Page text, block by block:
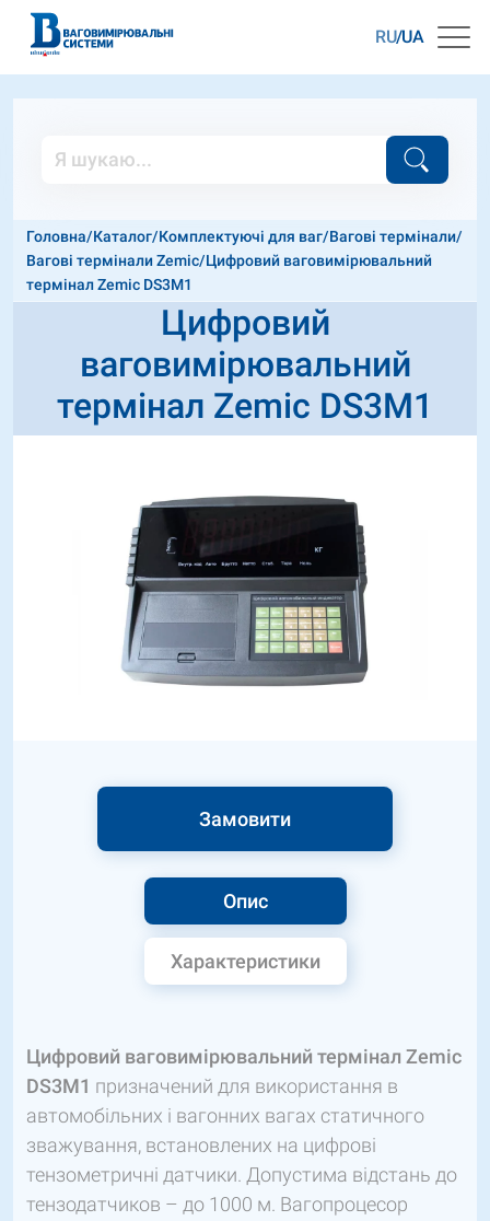
RU UA
Головна/Каталог/Комплектуючі для ваг/Вагові термінали/
Вагові термінали Zemic/Цифровий ваговимірювальний
термінал Zemic DS3M1
Цифровий
ваговимірювальний
термінал Zemic DS3M1
Опис
Характеристики
Замовити
Цифровий ваговимірювальний термінал Zemic
DS3M1 призначений для використання в
автомобільних і вагонних вагах статичного
зважування, встановлених на цифрові
тензометричні датчики. Допустима відстань до
тензодатчиков – до 1000 м. Вагопроцесор